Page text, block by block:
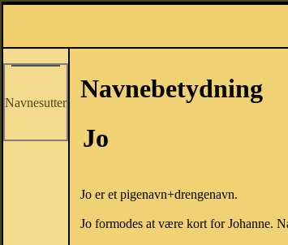
Navnesutter
Navnebetydning
Jo
Jo er et pigenavn+drengenavn.
Jo formodes at være kort for Johanne.